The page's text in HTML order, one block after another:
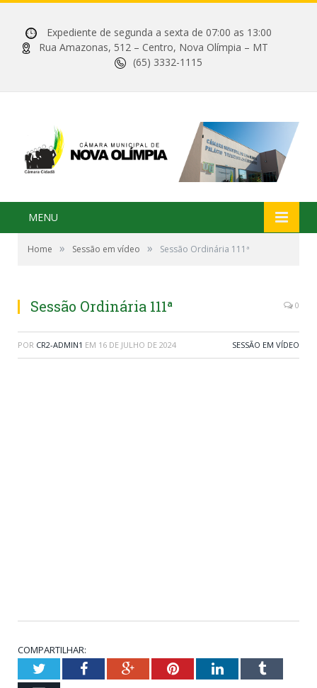
Expediente de segunda a sexta de 07:00 as 13:00
Rua Amazonas, 512 – Centro, Nova Olímpia – MT
(65) 3332-1115
MENU
Home » Sessão em vídeo » Sessão Ordinária 111ª
Sessão Ordinária 111ª 0
POR CR2-ADMIN1 EM 16 DE JULHO DE 2024 SESSÃO EM VÍDEO
COMPARTILHAR:
TwitterFacebookGoogle+PinterestLinkedInTumblr